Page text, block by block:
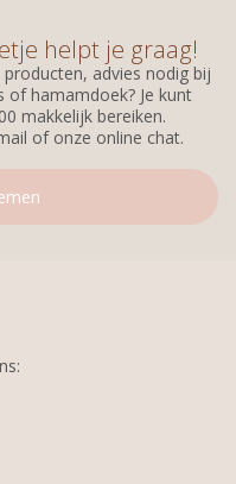
helpt je graag!
advies nodig bij
hamamdoek? Je kunt
makkelijk bereiken.
of onze online chat.